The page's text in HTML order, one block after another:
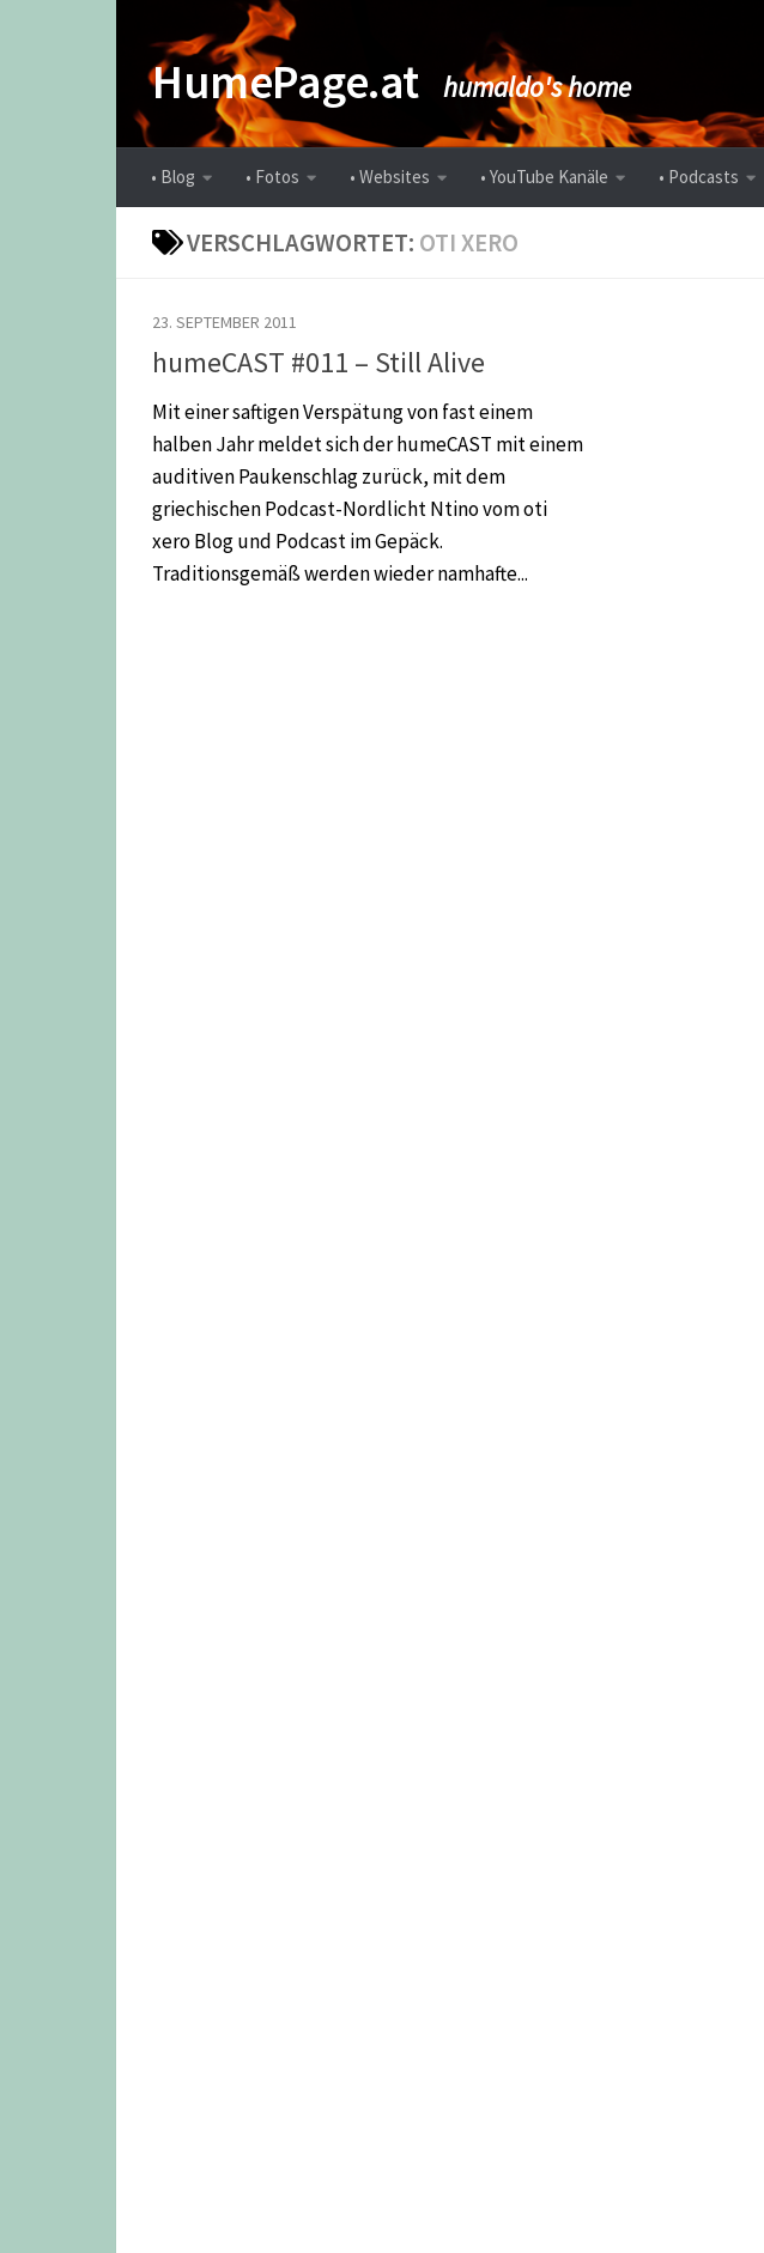
Zum Inhalt springen
HumePage.at humaldo's home
• Blog • Fotos • Websites • YouTube Kanäle • Podcasts
VERSCHLAGWORTET: OTI XERO
23. SEPTEMBER 2011
humeCAST #011 – Still Alive
Mit einer saftigen Verspätung von fast einem
halben Jahr meldet sich der humeCAST mit einem
auditiven Paukenschlag zurück, mit dem
griechischen Podcast-Nordlicht Ntino vom oti
xero Blog und Podcast im Gepäck.
Traditionsgemäß werden wieder namhafte...